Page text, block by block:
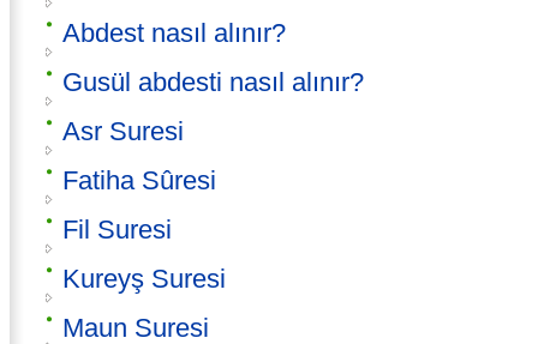
Abdest nasıl alınır?
Gusül abdesti nasıl alınır?
Asr Suresi
Fatiha Sûresi
Fil Suresi
Kureyş Suresi
Maun Suresi